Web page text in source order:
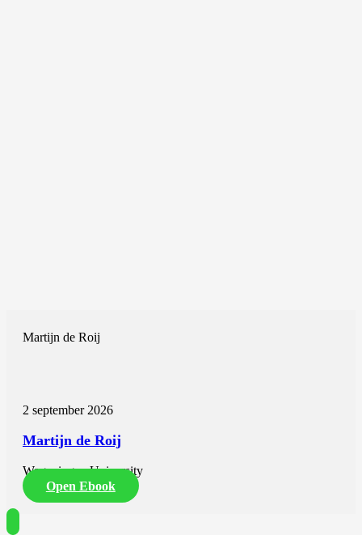
Martijn de Roij
2 september 2026
Martijn de Roij
Wageningen University
Open Ebook